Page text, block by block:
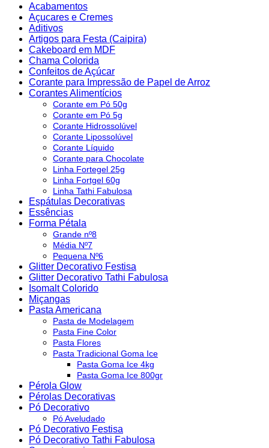
Acabamentos
Açucares e Cremes
Aditivos
Artigos para Festa (Caipira)
Cakeboard em MDF
Chama Colorida
Confeitos de Açúcar
Corante para Impressão de Papel de Arroz
Corantes Alimentícios
Corante em Pó 50g
Corante em Pó 5g
Corante Hidrossolúvel
Corante Lipossolúvel
Corante Líquido
Corante para Chocolate
Linha Fortegel 25g
Linha Fortgel 60g
Linha Tathi Fabulosa
Espátulas Decorativas
Essências
Forma Pétala
Grande nº8
Média Nº7
Pequena Nº6
Glitter Decorativo Festisa
Glitter Decorativo Tathi Fabulosa
Isomalt Colorido
Miçangas
Pasta Americana
Pasta de Modelagem
Pasta Fine Color
Pasta Flores
Pasta Tradicional Goma Ice
Pasta Goma Ice 4kg
Pasta Goma Ice 800gr
Pérola Glow
Pérolas Decorativas
Pó Decorativo
Pó Aveludado
Pó Decorativo Festisa
Pó Decorativo Tathi Fabulosa